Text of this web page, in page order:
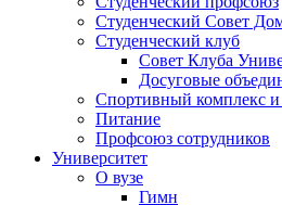
Студенческий Совет
Студенческий клуб
Совет Клуба
Досуговые
Спортивный комплекс и
Питание
Профсоюз сотрудников
Университет
О вузе
Гимн